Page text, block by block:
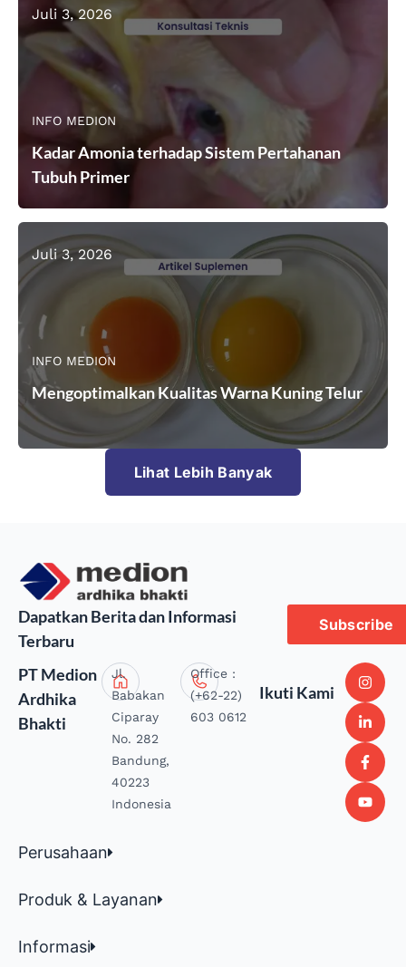
Lihat Lebih Banyak
INFO MEDION
Juli 3, 2026
Kadar Amonia terhadap Sistem Pertahanan
Tubuh Primer
INFO MEDION
Juli 3, 2026
Mengoptimalkan Kualitas Warna Kuning Telur
Dapatkan Berita dan Informasi
Terbaru
Subscribe
PT Medion
Ardhika
Bhakti
Jl.
Babakan
Ciparay
No. 282
Bandung,
40223
Indonesia
Office :
(+62-22)
603 0612
Ikuti Kami
Perusahaan
Produk & Layanan
Informasi